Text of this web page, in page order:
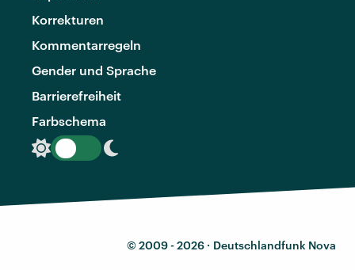
Korrekturen
Kommentarregeln
Gender und Sprache
Barrierefreiheit
Farbschema
© 2009 - 2026 · Deutschlandfunk Nova